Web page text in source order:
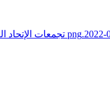
تجمعات الإتحاد